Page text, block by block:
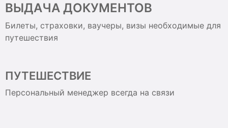
ВЫДАЧА ДОКУМЕНТОВ
Билеты, страховки, ваучеры, визы необходимые для
путешествия
ПУТЕШЕСТВИЕ
Персональный менеджер всегда на связи